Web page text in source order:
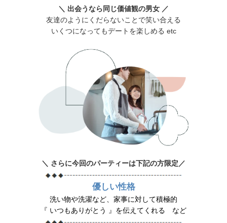
＼ 出会うなら同じ価値観の男女 ／
友達のようにくだらないことで笑い合える
いくつになってもデートを楽しめる etc
＼ さらに今回のパーティーは下記の方限定／
優しい性格
洗い物や洗濯など、家事に対して積極的
『 いつもありがとう 』を伝えてくれる など